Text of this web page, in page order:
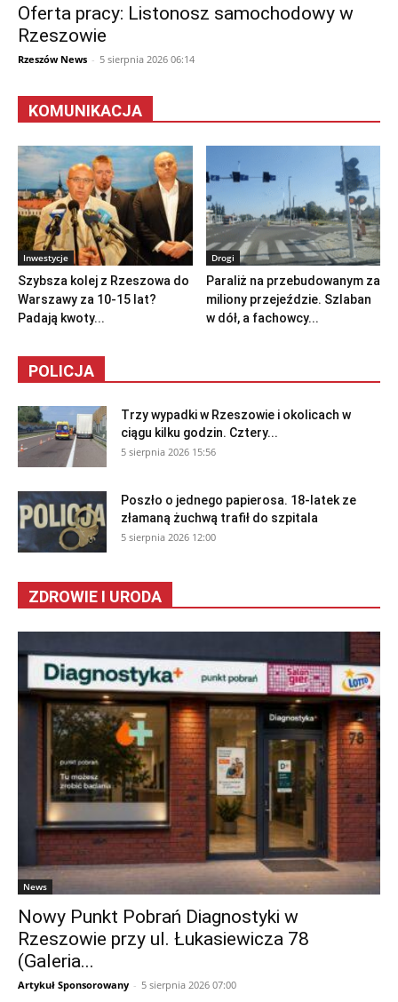
Oferta pracy: Listonosz samochodowy w
Rzeszowie
Rzeszów News - 5 sierpnia 2026 06:14
KOMUNIKACJA
Inwestycje
Szybsza kolej z Rzeszowa do
Warszawy za 10-15 lat?
Padają kwoty...
Drogi
Paraliż na przebudowanym za
miliony przejeździe. Szlaban
w dół, a fachowcy...
POLICJA
Trzy wypadki w Rzeszowie i okolicach w
ciągu kilku godzin. Cztery...
5 sierpnia 2026 15:56
Poszło o jednego papierosa. 18-latek ze
złamaną żuchwą trafił do szpitala
5 sierpnia 2026 12:00
ZDROWIE I URODA
News
Nowy Punkt Pobrań Diagnostyki w
Rzeszowie przy ul. Łukasiewicza 78
(Galeria...
Artykuł Sponsorowany - 5 sierpnia 2026 07:00